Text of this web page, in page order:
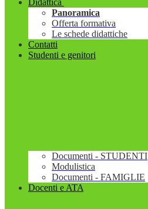
Didattica
Panoramica
Offerta formativa
Le schede didattiche
Contatti
Studenti e genitori
Documenti - STUDENTI
Modulistica
Documenti - FAMIGLIE
Docenti e ATA